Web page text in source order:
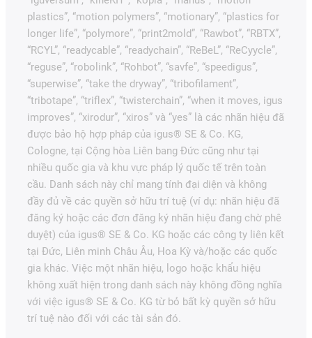
plastics”, “motion polymers”, “motionary”, “plastics for
longer life”, “polymore”, “print2mold”, “Rawbot”, “RBTX”,
“RCYL”, “readycable”, “readychain”, “ReBeL”, “ReCyycle”,
“reguse”, “robolink”, “Rohbot”, “savfe”, “speedigus”,
“superwise”, “take the dryway”, “tribofilament”,
“tribotape”, “triflex”, “twisterchain”, “when it moves, igus
improves”, “xirodur”, “xiros” và “yes” là các nhãn hiệu đã
được bảo hộ hợp pháp của igus® SE & Co. KG,
Cologne, tại Cộng hòa Liên bang Đức cũng như tại
nhiều quốc gia và khu vực pháp lý quốc tế trên toàn
cầu. Danh sách này chỉ mang tính đại diện và không
đầy đủ về các quyền sở hữu trí tuệ (ví dụ: nhãn hiệu đã
đăng ký hoặc các đơn đăng ký nhãn hiệu đang chờ phê
duyệt) của igus® SE & Co. KG hoặc các công ty liên kết
tại Đức, Liên minh Châu Âu, Hoa Kỳ và/hoặc các quốc
gia khác. Việc một nhãn hiệu, logo hoặc khẩu hiệu
không xuất hiện trong danh sách này không đồng nghĩa
với việc igus® SE & Co. KG từ bỏ bất kỳ quyền sở hữu
trí tuệ nào đối với các tài sản đó.